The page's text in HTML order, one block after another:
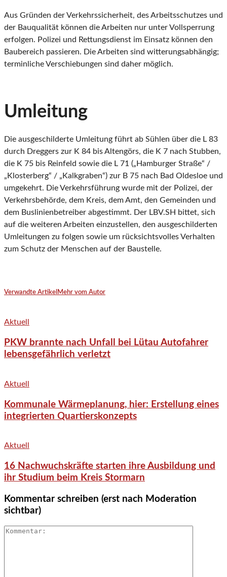
Aus Gründen der Verkehrssicherheit, des Arbeitsschutzes und
der Bauqualität können die Arbeiten nur unter Vollsperrung
erfolgen. Polizei und Rettungsdienst im Einsatz können den
Baubereich passieren. Die Arbeiten sind witterungsabhängig;
terminliche Verschiebungen sind daher möglich.
Umleitung
Die ausgeschilderte Umleitung führt ab Sühlen über die L 83
durch Dreggers zur K 84 bis Altengörs, die K 7 nach Stubben,
die K 75 bis Reinfeld sowie die L 71 („Hamburger Straße“ /
„Klosterberg“ / „Kalkgraben“) zur B 75 nach Bad Oldesloe und
umgekehrt. Die Verkehrsführung wurde mit der Polizei, der
Verkehrsbehörde, dem Kreis, dem Amt, den Gemeinden und
dem Buslinienbetreiber abgestimmt. Der LBV.SH bittet, sich
auf die weiteren Arbeiten einzustellen, den ausgeschilderten
Umleitungen zu folgen sowie um rücksichtsvolles Verhalten
zum Schutz der Menschen auf der Baustelle.
Verwandte Artikel Mehr vom Autor
Aktuell
PKW brannte nach Unfall bei Lütau Autofahrer
lebensgefährlich verletzt
Aktuell
Kommunale Wärmeplanung, hier: Erstellung eines
integrierten Quartierskonzepts
Aktuell
16 Nachwuchskräfte starten ihre Ausbildung und
ihr Studium beim Kreis Stormarn
Kommentar schreiben (erst nach Moderation
sichtbar)